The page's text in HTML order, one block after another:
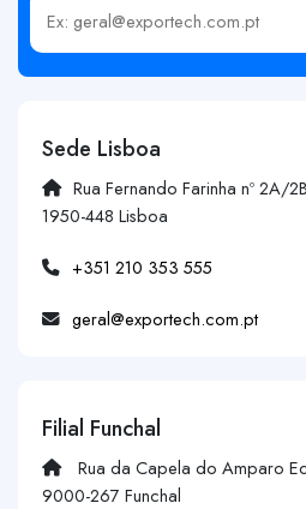
Insira o seu email
Sede Lisboa
Rua Fernando Farinha nº 2A/
1950-448 Lisboa
+351 210 353 555
geral@exportech.com.pt
Filial Funchal
Rua da Capela do Amparo
9000-267 Funchal